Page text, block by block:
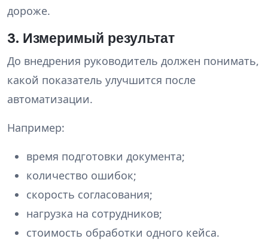
дороже.
3. Измеримый результат
До внедрения руководитель должен понимать,
какой показатель улучшится после
автоматизации.
Например:
время подготовки документа;
количество ошибок;
скорость согласования;
нагрузка на сотрудников;
стоимость обработки одного кейса.